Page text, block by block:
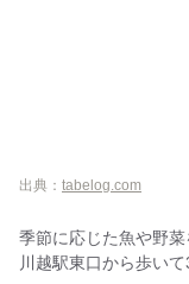
出典： tabelog.com
季節に応じた魚や野菜
川越駅東口から歩い